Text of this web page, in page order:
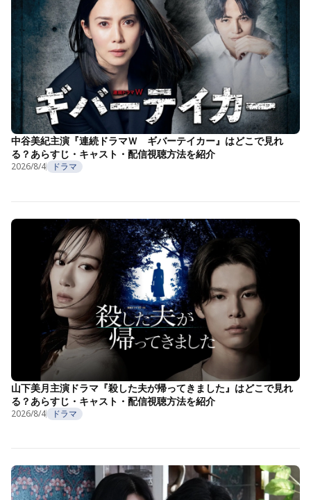
中谷美紀主演『連続ドラマＷ ギバーテイカー』はどこで見れ
る？あらすじ・キャスト・配信視聴方法を紹介
2026/8/4 ドラマ
山下美月主演ドラマ『殺した夫が帰ってきました』はどこで見れ
る？あらすじ・キャスト・配信視聴方法を紹介
2026/8/4 ドラマ